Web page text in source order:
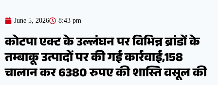
June 5, 2026 8:43 pm
कोटपा एक्ट के उल्लंघन पर विभिन्न ब्रांडों के
तम्बाकू उत्पादों पर की गई कार्रवाई,158
चालान कर 6380 रुपए की शास्ति वसूल की